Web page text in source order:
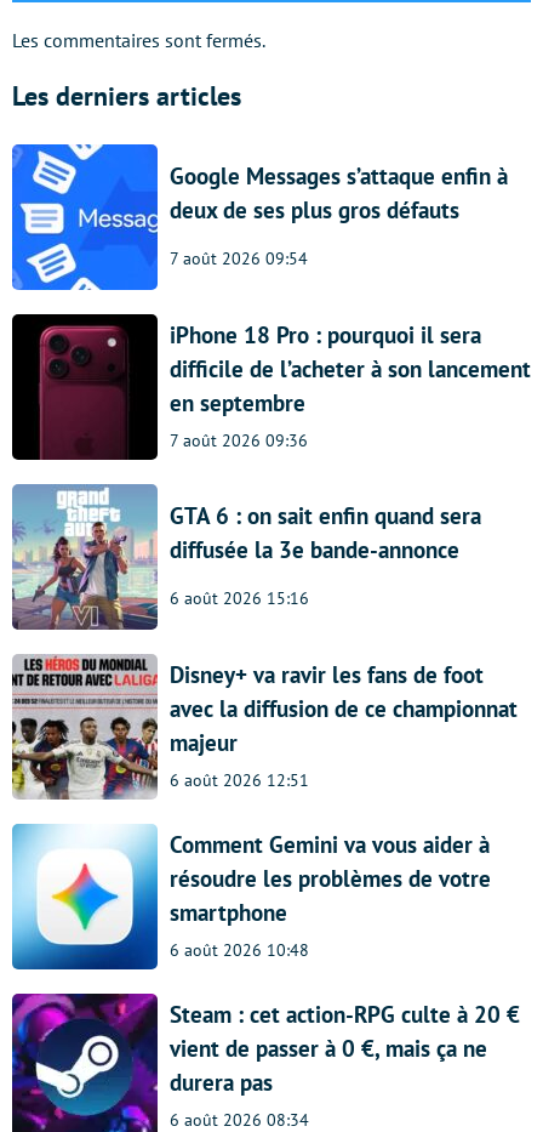
Les commentaires sont fermés.
Les derniers articles
Google Messages s’attaque enfin à
deux de ses plus gros défauts
7 août 2026 09:54
iPhone 18 Pro : pourquoi il sera
difficile de l’acheter à son lancement
en septembre
7 août 2026 09:36
GTA 6 : on sait enfin quand sera
diffusée la 3e bande-annonce
6 août 2026 15:16
Disney+ va ravir les fans de foot
avec la diffusion de ce championnat
majeur
6 août 2026 12:51
Comment Gemini va vous aider à
résoudre les problèmes de votre
smartphone
6 août 2026 10:48
Steam : cet action-RPG culte à 20 €
vient de passer à 0 €, mais ça ne
durera pas
6 août 2026 08:34